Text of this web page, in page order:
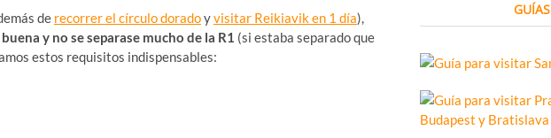
de recorrer el círculo doradoyvisitar Reikiavik en 1 día),
y no se separase mucho de la R1 (si estaba separado que
estos requisitos indispensables:
GUÍAS